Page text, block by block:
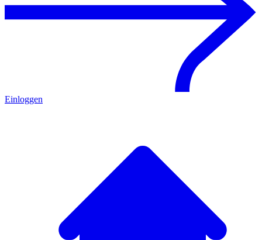
Einloggen